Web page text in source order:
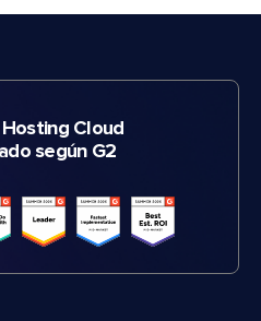
Cloud
según G2